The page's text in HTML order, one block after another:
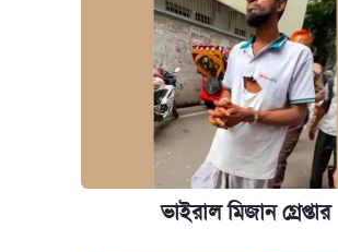
ভাইরাল মিজান গ্রেপ্তার